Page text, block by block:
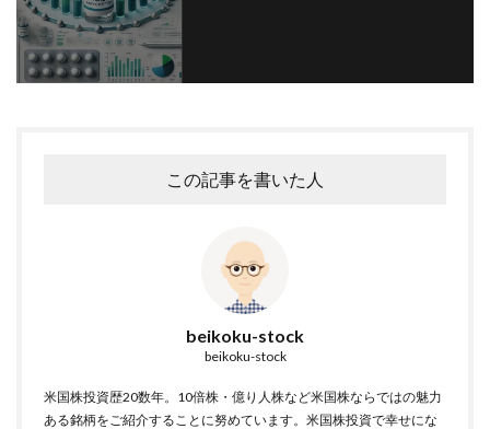
この記事を書いた人
beikoku-stock
beikoku-stock
米国株投資歴20数年。10倍株・億り人株など米国株ならではの魅力
ある銘柄をご紹介することに努めています。米国株投資で幸せにな